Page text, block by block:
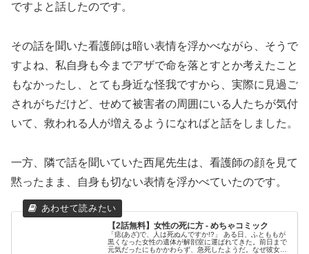
ですよと話したのです。
その話を聞いた看護師は暗い表情を浮かべながら、そうで
すよね、私自身も今までアザで命を落とすとか考えたこと
もなかったし、とても身近な怪我ですから、実際に見過ご
されがちだけど、せめて被害者の周囲にいる人たちが気付
いて、救われる人が増えるようになればと話をしました。
一方、隣で話を聞いていた西尾先生は、看護師の顔を見て
黙ったまま、自身も切ない表情を浮かべていたのです。
【2話無料】女性の死に方 - めちゃコミック
「痣(あざ)で、人は死ぬんですか!?」 ある日、ふとももが
黒くなった女性の遺体が解剖室に運ばれてきた。前日まで
元気だったにもかかわらず、急死したようだ。なぜ彼女は